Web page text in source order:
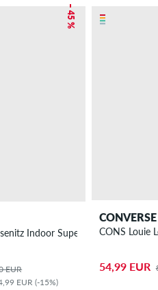
– 45 %
Indoor Super Schuh
EUR
EUR (-15%)
CONVERSE
CONS Louie
54,99 EUR